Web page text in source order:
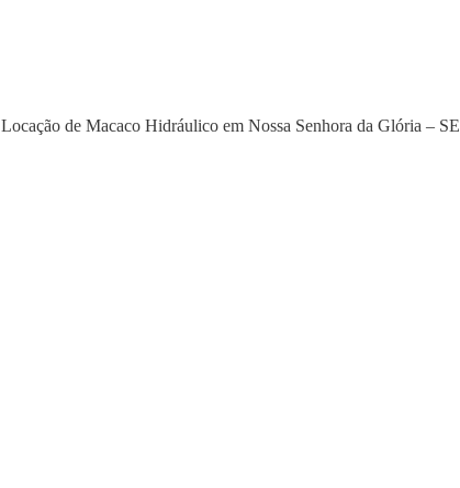
Locação de Macaco Hidráulico em Nossa Senhora da Glória – SE